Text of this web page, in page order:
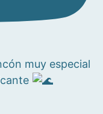
muy especial